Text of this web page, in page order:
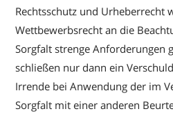
Rechtsschutz und Urheberrecht
Wettbewerbsrecht an die
Sorgfalt strenge Anforderungen
schließen nur dann ein
Irrende bei Anwendung der im
Sorgfalt mit einer anderen